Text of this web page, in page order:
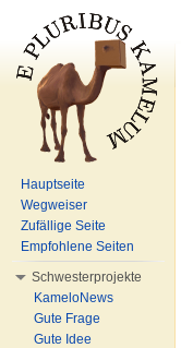
Hauptseite
Wegweiser
Zufällige Seite
Empfohlene Seiten
Schwesterprojekte
KameloNews
Gute Frage
Gute Idee